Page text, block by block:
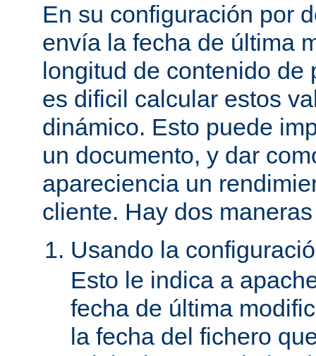
En su configuración por
envía la fecha de última
longitud de contenido
es dificil calcular estos
dinámico. Esto puede
un documento, y dar
apareciencia un
cliente. Hay dos
Usando la
Esto le indica a
fecha de última
la fecha del fichero